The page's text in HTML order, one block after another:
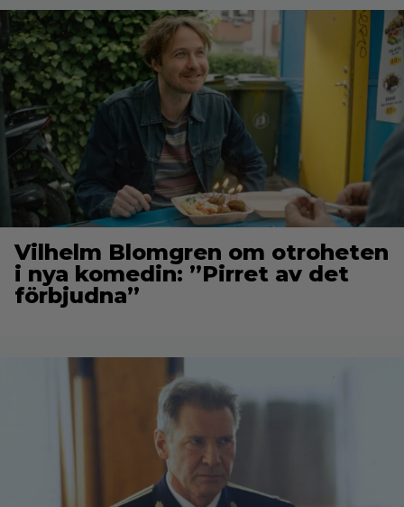
Vilhelm Blomgren om otroheten
i nya komedin: ”Pirret av det
förbjudna”